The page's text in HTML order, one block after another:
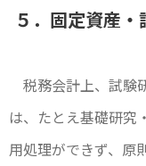
５．固定資産
税務会計上、試験
は、たとえ基礎研究
用処理ができず、原